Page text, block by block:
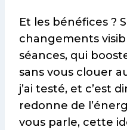
Et les bénéfices ?
changements
séances, qui
sans vous clouer
j’ai testé, et c’est
redonne de
vous parle, cette